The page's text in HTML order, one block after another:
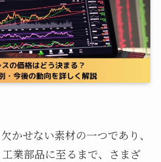
かせない素材の一つであり、
業部品に至るまで、さまざ